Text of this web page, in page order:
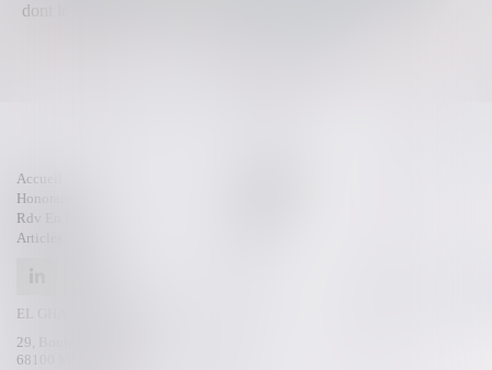
dont le coût n'excède pas un cert...
Accueil
Honoraires
Rdv En Ligne
Articles
EL GHAOUI-KAMMOUN
29, Boulevard de l’Europe
68100 MULHOUSE